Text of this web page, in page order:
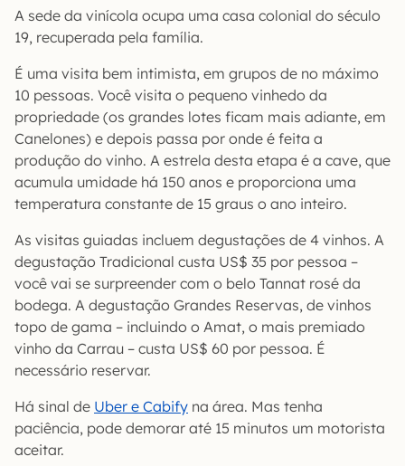
A sede da vinícola ocupa uma casa colonial do século
19, recuperada pela família.
É uma visita bem intimista, em grupos de no máximo
10 pessoas. Você visita o pequeno vinhedo da
propriedade (os grandes lotes ficam mais adiante, em
Canelones) e depois passa por onde é feita a
produção do vinho. A estrela desta etapa é a cave, que
acumula umidade há 150 anos e proporciona uma
temperatura constante de 15 graus o ano inteiro.
As visitas guiadas incluem degustações de 4 vinhos. A
degustação Tradicional custa US$ 35 por pessoa –
você vai se surpreender com o belo Tannat rosé da
bodega. A degustação Grandes Reservas, de vinhos
topo de gama – incluindo o Amat, o mais premiado
vinho da Carrau – custa US$ 60 por pessoa. É
necessário reservar.
Há sinal de Uber e Cabify na área. Mas tenha
paciência, pode demorar até 15 minutos um motorista
aceitar.